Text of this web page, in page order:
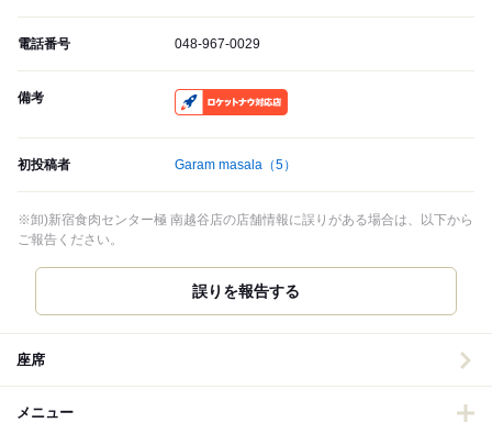
電話番号 048-967-0029
備考
初投稿者 Garam masala （5）
※卸)新宿食肉センター極 南越谷店の店舗情報に誤りがある場合は、以下から
ご報告ください。
誤りを報告する
座席
メニュー